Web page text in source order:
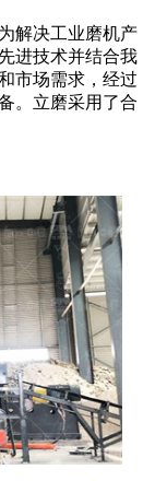
解决工业磨机产
进技术并结合我
市场需求，经过
。立磨采用了合